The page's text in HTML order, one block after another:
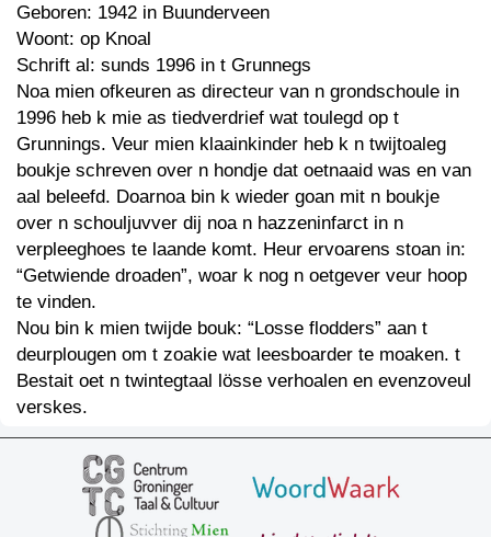
Geboren: 1942 in Buunderveen
Woont: op Knoal
Schrift al: sunds 1996 in t Grunnegs
Noa mien ofkeuren as directeur van n grondschoule in
1996 heb k mie as tiedverdrief wat toulegd op t
Grunnings. Veur mien klaainkinder heb k n twijtoaleg
boukje schreven over n hondje dat oetnaaid was en van
aal beleefd. Doarnoa bin k wieder goan mit n boukje
over n schouljuvver dij noa n hazzeninfarct in n
verpleeghoes te laande komt. Heur ervoarens stoan in:
“Getwiende droaden”, woar k nog n oetgever veur hoop
te vinden.
Nou bin k mien twijde bouk: “Losse flodders” aan t
deurplougen om t zoakie wat leesboarder te moaken. t
Bestait oet n twintegtaal lösse verhoalen en evenzoveul
verskes.